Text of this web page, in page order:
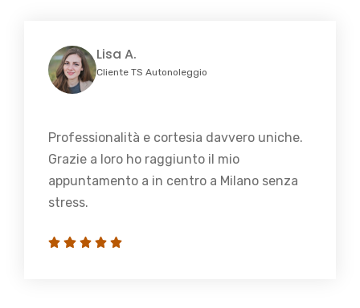
Lisa A.
Cliente TS Autonoleggio
Professionalità e cortesia davvero uniche.
Grazie a loro ho raggiunto il mio
appuntamento a in centro a Milano senza
stress.